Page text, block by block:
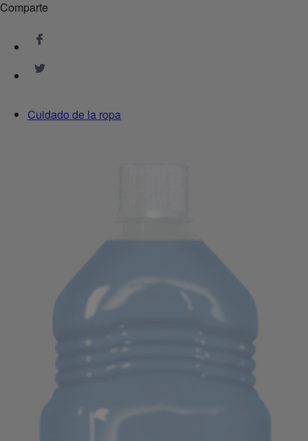
Comparte
Cuidado de la ropa